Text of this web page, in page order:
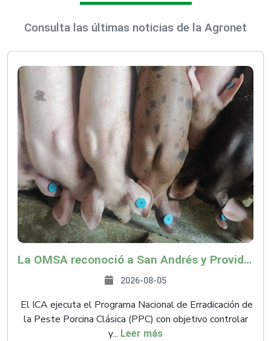
Consulta las últimas noticias de la Agronet
La OMSA reconoció a San Andrés y Providencia como zona libre de Peste Porcina Clásica (PPC)
2026-08-05
El ICA ejecuta el Programa Nacional de Erradicación de
la Peste Porcina Clásica (PPC) con objetivo controlar
y... Leer más